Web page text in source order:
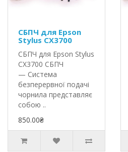
СБПЧ для Epson
Stylus CX3700
СБПЧ для Epson Stylus
CX3700 СБПЧ
— Система
безперервної подачі
чорнила представляє
собою ..
850.00₴